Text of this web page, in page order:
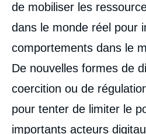
de mobiliser les
dans le monde réel pour
comportements dans le
De nouvelles formes de
coercition ou de
pour tenter de limiter le
importants acteurs